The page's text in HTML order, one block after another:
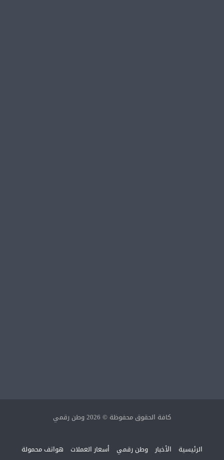
كافة الحقوق محفوظة © 2026 وطن رقمي
الرئيسية الأخبار وطن رقمي أسعار العملات هواتف محمولة